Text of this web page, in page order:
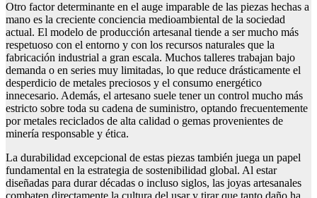
Otro factor determinante en el auge imparable de las piezas hechas a
mano es la creciente conciencia medioambiental de la sociedad
actual. El modelo de producción artesanal tiende a ser mucho más
respetuoso con el entorno y con los recursos naturales que la
fabricación industrial a gran escala. Muchos talleres trabajan bajo
demanda o en series muy limitadas, lo que reduce drásticamente el
desperdicio de metales preciosos y el consumo energético
innecesario. Además, el artesano suele tener un control mucho más
estricto sobre toda su cadena de suministro, optando frecuentemente
por metales reciclados de alta calidad o gemas provenientes de
minería responsable y ética.
La durabilidad excepcional de estas piezas también juega un papel
fundamental en la estrategia de sostenibilidad global. Al estar
diseñadas para durar décadas o incluso siglos, las joyas artesanales
combaten directamente la cultura del usar y tirar que tanto daño ha